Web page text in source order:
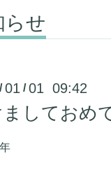
らせ
/01 /01 09:42
しておめ